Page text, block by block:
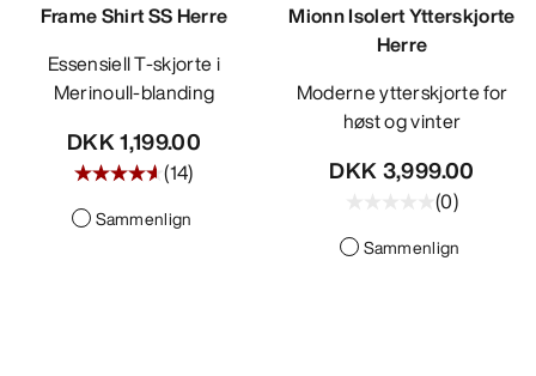
Frame Shirt SS Herre
Essensiell T-skjorte i
Merinoull-blanding
DKK 1,199.00
(14)
Sammenlign
Mionn Isolert Ytterskjorte
Herre
Moderne ytterskjorte for
høst og vinter
DKK 3,999.00
(0)
Sammenlign